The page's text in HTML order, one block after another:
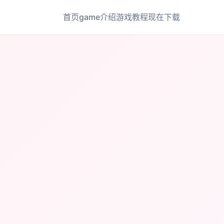
首页game介绍游戏教程现在下载